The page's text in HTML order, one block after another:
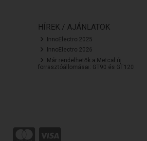
HÍREK / AJÁNLATOK
InnoElectro 2025
InnoElectro 2026
Már rendelhetők a Metcal új
forrasztóállomásai: GT90 és GT120